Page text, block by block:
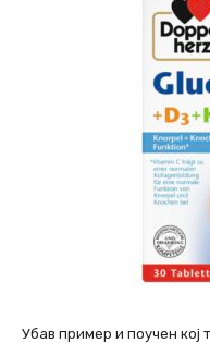
Убав пример и поучен кој